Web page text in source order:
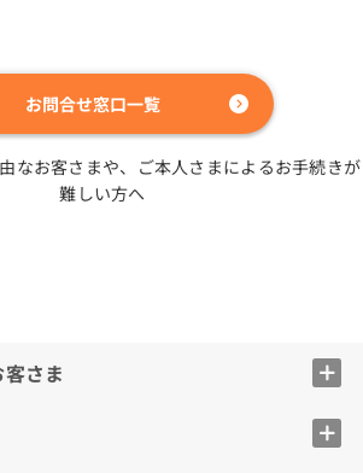
お問合せ窓口一覧
なお客さまや、ご本人さまによるお手続きが
難しい方へ
さま